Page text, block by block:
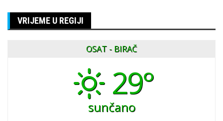
VRIJEME U REGIJI
OSAT - BIRAČ
29°
sunčano